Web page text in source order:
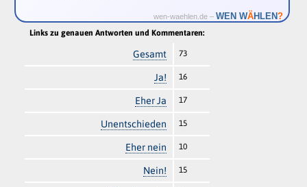
wen-waehlen.de – WEN WÄHLEN?
Links zu genauen Antworten und Kommentaren:
Gesamt 73
Ja! 16
Eher Ja 17
Unentschieden 15
Eher nein 10
Nein! 15